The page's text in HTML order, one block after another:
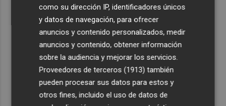
como su dirección IP, identificadores únicos
y datos de navegación, para ofrecer
anuncios y contenido personalizados, medir
anuncios y contenido, obtener información
sobre la audiencia y mejorar los servicios.
Proveedores de terceros (1913) también
pueden procesar sus datos para estos y
otros fines, incluido el uso de datos de